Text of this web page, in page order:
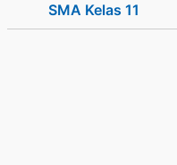
SMA Kelas 11